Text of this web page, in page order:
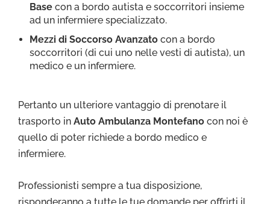
Basecon a bordo autista e soccorritori insieme
ad un infermiere specializzato.
Mezzi di Soccorso Avanzatocon a bordo
soccorritori (di cui uno nelle vesti di autista), un
medico e un infermiere.
Pertanto un ulteriore vantaggio di prenotare il
trasporto in Auto Ambulanza Montefano con noi è
quello di poter richiede a bordo medico e
infermiere.
Professionisti sempre a tua disposizione,